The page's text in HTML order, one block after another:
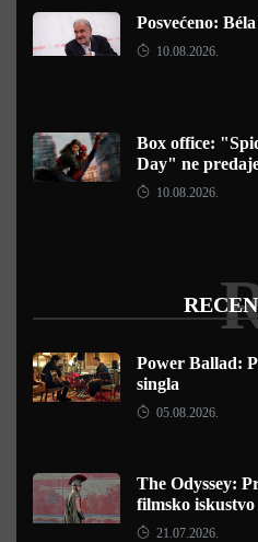
Posvećeno:
10.08.2026.
Box office:
Day" ne
10.08.2026.
Power Ballad:
singla
05.08.2026.
The Odyssey:
filmsko iskustvo
21.07.2026.